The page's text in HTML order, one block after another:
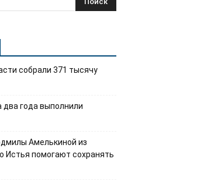
собрали 371 тысячу
два года выполнили
Амелькиной из
Истья помогают сохранять